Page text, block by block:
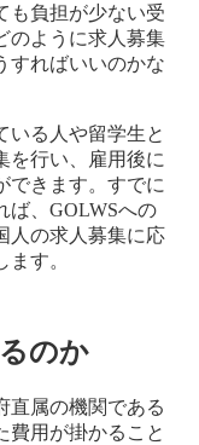
も負担が少ない受
のように求人募集
すればいいのかな
いる人や留学生と
を行い、雇用後に
できます。すでに
ば、GOLWSへの
人の求人募集に応
す。
のか
直属の機関である
費用が掛かること